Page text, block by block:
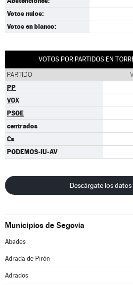
Votos nulos:
Votos en blanco:
VOTOS POR PARTIDOS EN
PARTIDO
PP
VOX
PSOE
centrados
Cs
PODEMOS-IU-AV
Descárgate los datos
Municipios de Segovia
Abades
Adrada de Pirón
Adrados